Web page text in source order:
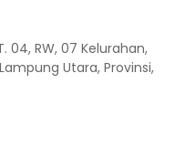
04, RW, 07 Kelurahan,
Utara, Provinsi,